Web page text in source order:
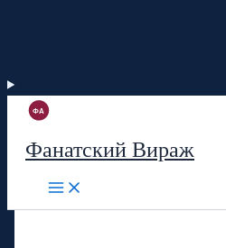
Фанатский Вираж